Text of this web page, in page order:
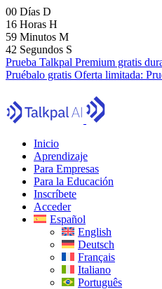
00 Días D
16 Horas H
59 Minutos M
41 Segundos S
Prueba Talkpal Premium gratis
Pruébalo gratis Oferta limitada:
Inicio
Aprendizaje
Para Empresas
Para la Educación
Inscríbete
Acceder
Español
English
Deutsch
Français
Italiano
Português